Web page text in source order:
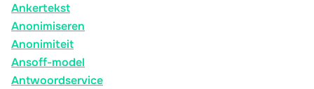
Ankertekst
Anonimiseren
Anonimiteit
Ansoff-model
Antwoordservice